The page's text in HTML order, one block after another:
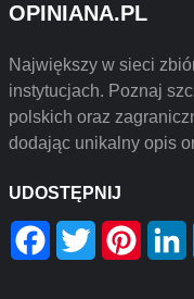
OPINIANA.PL
Największy w sieci
instytucjach. Poznaj
polskich oraz
dodając unikalny opis
UDOSTĘPNIJ
Facebook
Twitter